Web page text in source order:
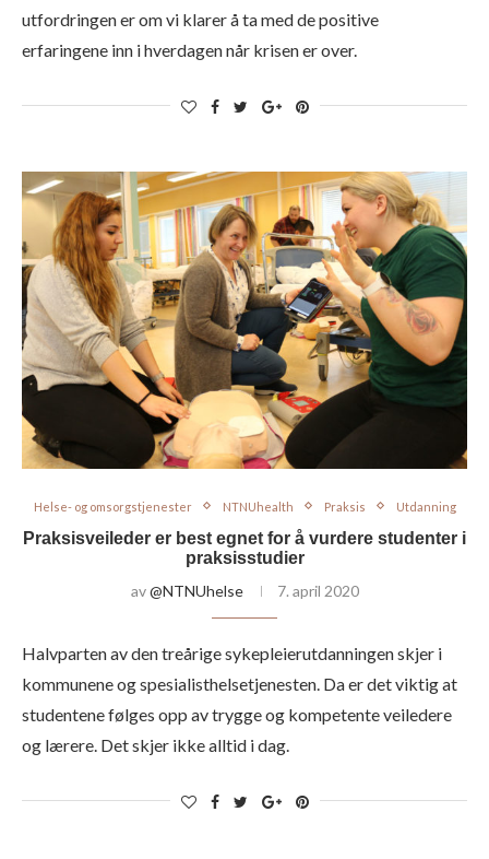
utfordringen er om vi klarer å ta med de positive
erfaringene inn i hverdagen når krisen er over.
Helse- og omsorgstjenester NTNUhealth Praksis Utdanning
Praksisveileder er best egnet for å vurdere studenter i
praksisstudier
av@NTNUhelse 7. april 2020
Halvparten av den treårige sykepleierutdanningen skjer i
kommunene og spesialisthelsetjenesten. Da er det viktig at
studentene følges opp av trygge og kompetente veiledere
og lærere. Det skjer ikke alltid i dag.